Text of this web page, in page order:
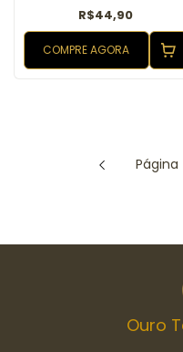
R$44,90
COMPRE AGORA
Página
Ouro